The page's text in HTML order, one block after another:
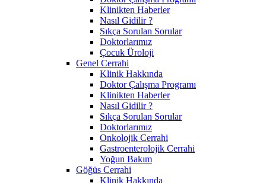
Klinikten Haberler
Nasıl Gidilir ?
Sıkça Sorulan Sorular
Doktorlarımız
Çocuk Üroloji
Genel Cerrahi
Klinik Hakkında
Doktor Çalışma Programı
Klinikten Haberler
Nasıl Gidilir ?
Sıkça Sorulan Sorular
Doktorlarımız
Onkolojik Cerrahi
Gastroenterolojik Cerrahi
Yoğun Bakım
Göğüs Cerrahi
Klinik Hakkında